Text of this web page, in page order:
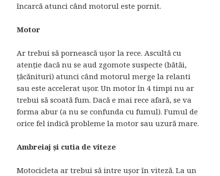
încarcă atunci când motorul este pornit.
Motor
Ar trebui să pornească ușor la rece. Ascultă cu
atenție dacă nu se aud zgomote suspecte (bătăi,
țăcănituri) atunci când motorul merge la relanti
sau este accelerat ușor. Un motor în 4 timpi nu ar
trebui să scoată fum. Dacă e mai rece afară, se va
forma abur (a nu se confunda cu fumul). Fumul de
orice fel indică probleme la motor sau uzură mare.
Ambreiaj și cutia de viteze
Motocicleta ar trebui să intre ușor în viteză. La un